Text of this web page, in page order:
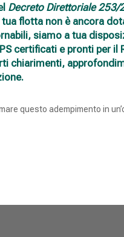
Decreto Direttoriale 253/
flotta non è ancora
siamo a tua
certificati e pronti per il
chiarimenti,
questo adempimento in